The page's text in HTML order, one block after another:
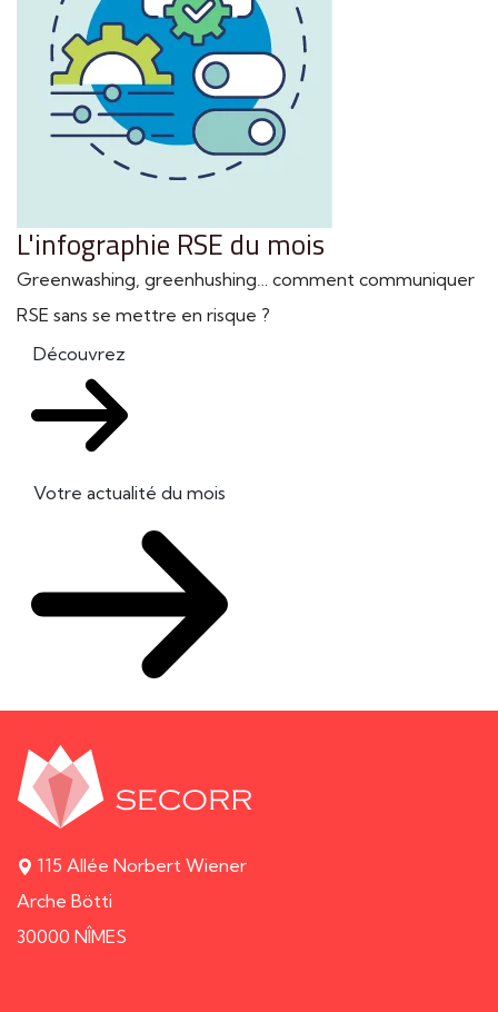
L'infographie RSE du mois
Greenwashing, greenhushing… comment communiquer
RSE sans se mettre en risque ?
Découvrez
Votre actualité du mois
115 Allée Norbert Wiener
Arche Bötti
30000 NÎMES